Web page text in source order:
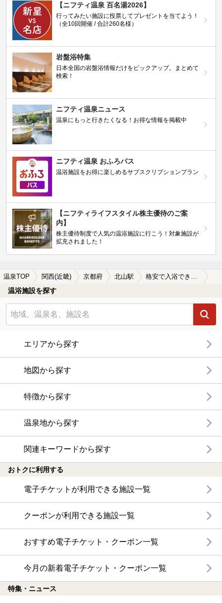
【ニフティ温泉 百名湯2026】
行ってみたい施設に投票してプレゼントを当てよう！
（全10回開催 / 合計260名様）
岩盤浴特集
日本全国の岩盤浴情報だけをピックアップ。まとめて
検索！
ニフティ温泉ニュース
温泉にもっと行きたくなる！お得な情報を掲載中
ニフティ温泉 おふろパス
温浴施設をお得に楽しめるサブスクリプションプラン
【ニフティライフスタイル株主優待のご案
内】
株主優待制度で人気の温浴施設に行こう！対象施設が
拡充されました！
温泉TOP 関西(近畿) 京都府 北山駅
温浴施設を探す
エリアから探す
地図から探す
特徴から探す
温泉地から探す
関連キーワードから探す
おトクに利用する
電子チケットが利用できる施設一覧
クーポンが利用できる施設一覧
おすすめ電子チケット・クーポン一覧
今月の新着電子チケット・クーポン一覧
特集・ニュース